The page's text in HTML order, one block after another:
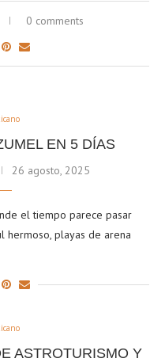
0 comments
EN 5 DÍAS
26 agosto, 2025
el tiempo parece pasar
hermoso, playas de arena
ASTROTURISMO Y